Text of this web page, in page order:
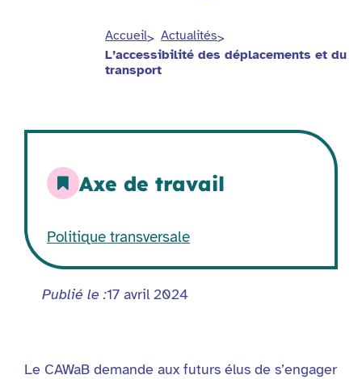
Accueil
Actualités
L’accessibilité des déplacements et du
transport
Axe de travail
Politique transversale
Publié le :17 avril 2024
Le CAWaB demande aux futurs élus de s’engager